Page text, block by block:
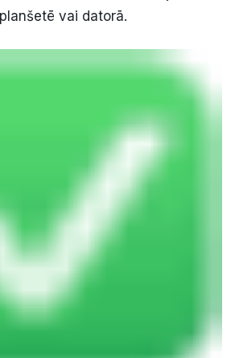
vai datorā.